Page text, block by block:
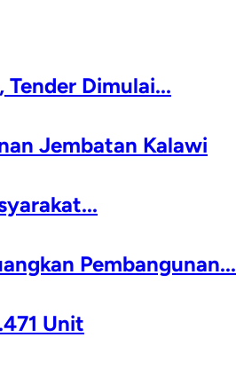
Dimulai...
Jembatan Kalawi
Pembangunan...
Unit